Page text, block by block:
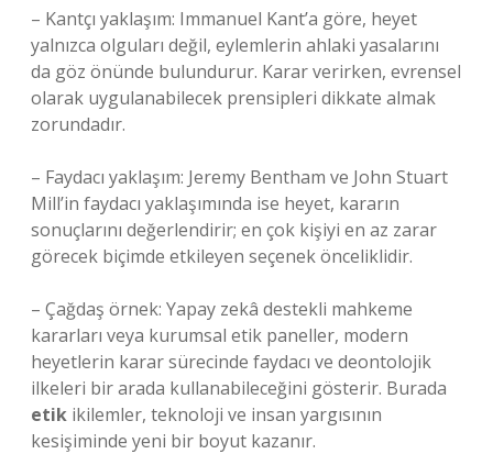
– Kantçı yaklaşım: Immanuel Kant’a göre, heyet
yalnızca olguları değil, eylemlerin ahlaki yasalarını
da göz önünde bulundurur. Karar verirken, evrensel
olarak uygulanabilecek prensipleri dikkate almak
zorundadır.
– Faydacı yaklaşım: Jeremy Bentham ve John Stuart
Mill’in faydacı yaklaşımında ise heyet, kararın
sonuçlarını değerlendirir; en çok kişiyi en az zarar
görecek biçimde etkileyen seçenek önceliklidir.
– Çağdaş örnek: Yapay zekâ destekli mahkeme
kararları veya kurumsal etik paneller, modern
heyetlerin karar sürecinde faydacı ve deontolojik
ilkeleri bir arada kullanabileceğini gösterir. Burada
etik ikilemler, teknoloji ve insan yargısının
kesişiminde yeni bir boyut kazanır.